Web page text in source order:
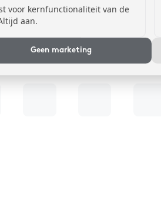
voor kernfunctionaliteit van de
aan.
Geen marketing